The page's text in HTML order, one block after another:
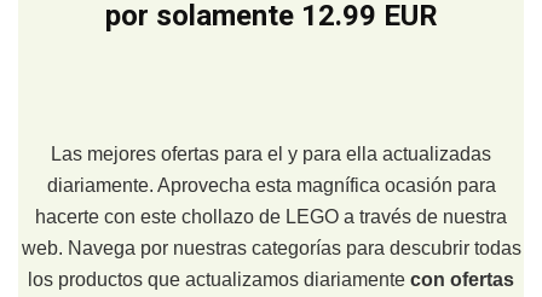
por solamente 12.99 EUR
Las mejores ofertas para el y para ella actualizadas
diariamente. Aprovecha esta magnífica ocasión para
hacerte con este chollazo de LEGO a través de nuestra
web. Navega por nuestras categorías para descubrir todas
los productos que actualizamos diariamente con ofertas